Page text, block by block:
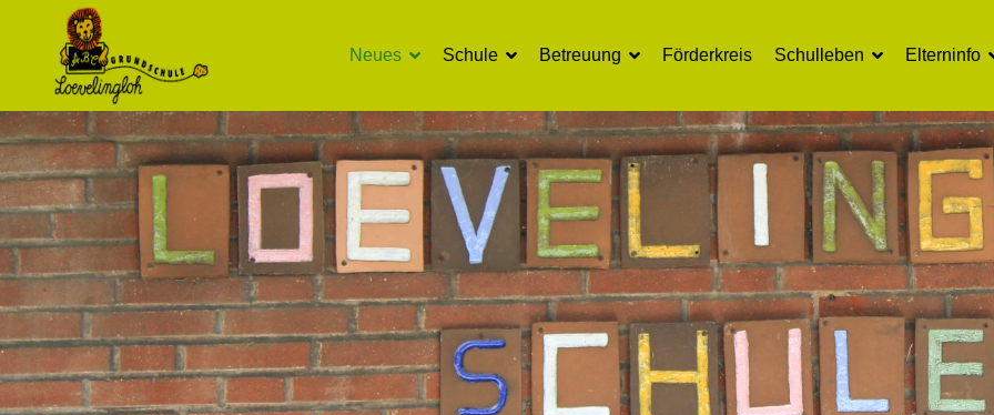
Neues Schule Betreuung Förderkreis Schulleben Elterninfo